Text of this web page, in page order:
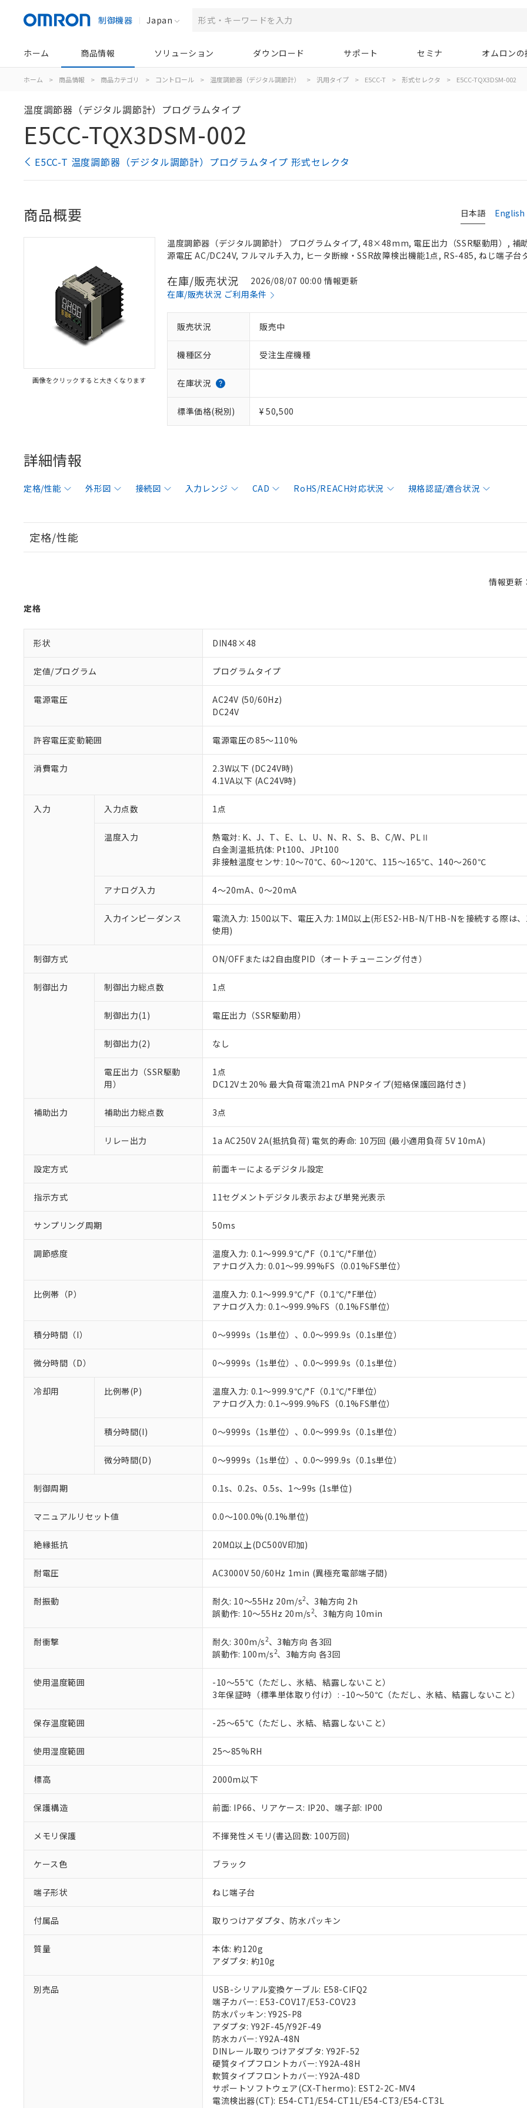
制御機器 Japan
ホーム 商品情報 ソリューション ダウンロード サポート セミナ オムロン
ホーム > 商品情報 > 商品カテゴリ > コントロール > 温度調節器（デジタル調節計） > 汎用タイプ > E5CC-T > 形式セレクタ > E5CC-TQX3DSM-002
温度調節器（デジタル調節計）プログラムタイプ
E5CC-TQX3DSM-002
E5CC-T 温度調節器（デジタル調節計）プログラムタイプ 形式セレクタ
日本語 English
商品概要
画像をクリックすると大きくなります
温度調節器（デジタル調節計） プログラムタイプ, 48×48mm, 電圧出力（SSR駆動用）, 補
源電圧 AC/DC24V, フルマルチ入力, ヒータ断線・SSR故障検出機能1点, RS-485, ねじ端子台
在庫/販売状況
2026/08/07 00:00 情報更新
在庫/販売状況 ご利用条件
販売状況 販売中
機種区分 受注生産機種
在庫状況
標準価格(税別) ¥ 50,500
詳細情報
定格/性能 外形図 接続図 入力レンジ CAD RoHS/REACH対応状況 規格認証/適合状況
定格/性能
情報更
定格
形状 DIN48×48
定値/プログラム プログラムタイプ
電源電圧
AC24V (50/60Hz)
DC24V
許容電圧変動範囲 電源電圧の85～110%
消費電力
2.3W以下 (DC24V時)
4.1VA以下 (AC24V時)
入力 入力点数 1点
温度入力
熱電対: K、J、T、E、L、U、N、R、S、B、C/W、PLⅡ
白金測温抵抗体: Pt100、JPt100
非接触温度センサ: 10～70℃、60～120℃、115～165℃、140～260℃
アナログ入力 4～20mA、0～20mA
入力インピーダンス
電流入力: 150Ω以下、電圧入力: 1MΩ以上(形ES2-HB-N/THB-Nを接続する際は
使用)
制御方式 ON/OFFまたは2自由度PID（オートチューニング付き）
制御出力 制御出力総点数 1点
制御出力(1) 電圧出力（SSR駆動用）
制御出力(2) なし
電圧出力（SSR駆動
用）
1点
DC12V±20% 最大負荷電流21mA PNPタイプ(短絡保護回路付き)
補助出力 補助出力総点数 3点
リレー出力 1a AC250V 2A(抵抗負荷) 電気的寿命: 10万回 (最小適用負荷 5V 10mA)
設定方式 前面キーによるデジタル設定
指示方式 11セグメントデジタル表示および単発光表示
サンプリング周期 50ms
調節感度
温度入力: 0.1～999.9℃/°F（0.1℃/°F単位）
アナログ入力: 0.01～99.99%FS（0.01%FS単位）
比例帯（P）
温度入力: 0.1～999.9℃/°F（0.1℃/°F単位）
アナログ入力: 0.1～999.9%FS（0.1%FS単位）
積分時間（I） 0～9999s（1s単位）、0.0～999.9s（0.1s単位）
微分時間（D） 0～9999s（1s単位）、0.0～999.9s（0.1s単位）
冷却用 比例帯(P)
温度入力: 0.1～999.9℃/°F（0.1℃/°F単位）
アナログ入力: 0.1～999.9%FS（0.1%FS単位）
積分時間(I) 0～9999s（1s単位）、0.0～999.9s（0.1s単位）
微分時間(D) 0～9999s（1s単位）、0.0～999.9s（0.1s単位）
制御周期 0.1s、0.2s、0.5s、1～99s (1s単位)
マニュアルリセット値 0.0～100.0%(0.1%単位)
絶縁抵抗 20MΩ以上(DC500V印加)
耐電圧 AC3000V 50/60Hz 1min (異極充電部端子間)
耐振動 耐久: 10～55Hz 20m/s2、3軸方向 2h
誤動作: 10～55Hz 20m/s2、3軸方向 10min
耐衝撃 耐久: 300m/s2、3軸方向 各3回
誤動作: 100m/s2、3軸方向 各3回
使用温度範囲
-10～55℃（ただし、氷結、結露しないこと）
3年保証時（標準単体取り付け）: -10～50℃（ただし、氷結、結露しないこと）
保存温度範囲 -25～65℃（ただし、氷結、結露しないこと）
使用湿度範囲 25～85%RH
標高 2000m以下
保護構造 前面: IP66、リアケース: IP20、端子部: IP00
メモリ保護 不揮発性メモリ(書込回数: 100万回)
ケース色 ブラック
端子形状 ねじ端子台
付属品 取りつけアダプタ、防水パッキン
質量
本体: 約120g
アダプタ: 約10g
別売品
USB-シリアル変換ケーブル: E58-CIFQ2
端子カバー: E53-COV17/E53-COV23
防水パッキン: Y92S-P8
アダプタ: Y92F-45/Y92F-49
防水カバー: Y92A-48N
DINレール取りつけアダプタ: Y92F-52
硬質タイプフロントカバー: Y92A-48H
軟質タイプフロントカバー: Y92A-48D
サポートソフトウェア(CX-Thermo): EST2-2C-MV4
電流検出器(CT): E54-CT1/E54-CT1L/E54-CT3/E54-CT3L
ご利用条件
以下の条件をお読みいただき、同意のうえご利用ください。
本サービスは、当社制御機器事業取扱商品の当社在庫状況および標準価格(税抜)を
当社制御機器事業取扱商品の中には、本サービスの対象外となる商品もあること
在庫状況および標準価格照会結果は、記載している更新日時点での社内データに
のであり、閲覧された時点での実際の在庫および標準価格とは異なる場合があるこ
正式な納期状況および標準価格はお客様のお取引先、またはお客様担当のオムロ
当社販売員にご相談ください。
オムロン制御機器販売店や当社販売拠点は「販売ネットワーク
在庫状況および標準価格結果を当社の事前の承諾なく第三者に漏洩または開示しな
す。
マイパーツ機能（部品リスト作成サービス）をご利用いただくには、I-Webメンバ
が、当社の製品・サービスに関するお客様との取引・商談に必要な範囲で利用す
さい。
※当社の共同利用者とは、"個人情報の共同利用に関して"
いる法人を指します。
※1 対応状況
対応済み：EU RoHS指令（10物質）の非含有に対応した製品が提供可能な商品です。
調査・確認中：EU RoHS指令（10物質）の非含有の対応状況を調査中または確認中の商
非該当品：ライセンス料など無形物で、有害物質有無と関係のない商品です。
仕入先様の事情により、非含有部品としていたものが、含有品と判明した場合などやむ
があります。
*EU RoHS指令（10物質）：
鉛(Pb) 1000ppm以下、 水銀(Hg) 1000ppm以下、 カドミウム(Cd) 100ppm以下、
六価クロム(Cr(Ⅵ)) 1000ppm以下、ポリ臭化ビフェニル類(PBB) 1000ppm以下、ポリ臭化ジフェニルエーテル類
フタル酸ビス(2-エチルヘキシル) (DEHP)(別名：DOP) 1000ppm以下、フタル酸ブチルベンジル（BBP）
ル（DBP） 1000ppm以下、フタル酸ジイソブチル (DIBP) 1000ppm以下
但し、RoHS指令で産業用監視および制御機器に対する適用除外項目は除く。
※2 対応予定月
部品在庫の切り替え状況などにより、予定月が前後することがあります。
※3 非含有証明書ダウンロード
下記の非含有証明書をダウンロードすることができます。
EU RoHS指令（10物質）の非含有証明書
51物質の非含有証明書（当社基準）
※本証明書は発行日時点で非含有を証明するもので、過去に遡って非含有を証明するも
また、RoHS指令のフタル酸エステル類４物質の対応では、対応完了までの期間は出
混在することから備考欄に対応日を記載しておりました。
り割愛しております。
※1 中国RoHS○×表
「○」：最大均質材料含有率が中国RoHSの基準値以下であることを示します。
「×」：最大均質材料含有率が中国RoHSの基準値を超えていることを示します。
「－」：未確認です。当社販売部門へお問い合わせください。
*中国RoHS10物質の基準値 (GB/T26572)：
Pb(鉛) :1000ppm、 Hg(水銀) : 1000ppm、 Cd(カドミウム) : 100ppm、
DBP(フタル酸ジブチル) : 1000ppm、 DIBP(フタル酸ジイソブチル) : 1000ppm、 BBP(フタル酸ブチルベンジル
DEHP(フタル酸ビス(2-エチルヘキシル)) : 1000ppm
※2 環境保護使用期限
「ｅ」：有害物質（10物質）のすべてが基準値以下であることを示します。
「10」：通常の使用状況下において有害物質が外部に漏えいし、環境に深刻な影響を及
味します。
「－」：未確認です。当社販売部門へお問い合わせください。
当社は、これら貴社製品のうち、外国為替および外国貿易法に定める商品（以下｢
う）を輸出または国外への提供する場合は、日本国政府の輸出許可(または役務取
などの必要な手続きをとります。
当社は規制貨物を破棄する場合は、完全に破砕するなど、違法に輸出されないよう
ます。
置等に一切使用いたしません。
当社は、貴社製品を第三者に販売する場合は、上記1、2および3の内容を当該第三
また当社は、販売先および販売に係わる関係者が違法に輸出するおそれがある場
たしません。
記
説明
○ 一定数以上の在庫あり
△ 一定数には満たないが在庫あり
－
在庫なし(最新の在庫状況については、お客様のお取引先、またはお客様担当
機器販売店・当社販売員にご確認ください)
空
受注生産機種、また在庫状況の情報を公開していない機種